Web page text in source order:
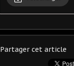
Partager cet article